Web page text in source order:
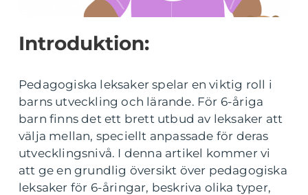
Introduktion:
Pedagogiska leksaker spelar en viktig roll i
barns utveckling och lärande. För 6-åriga
barn finns det ett brett utbud av leksaker att
välja mellan, speciellt anpassade för deras
utvecklingsnivå. I denna artikel kommer vi
att ge en grundlig översikt över pedagogiska
leksaker för 6-åringar, beskriva olika typer,